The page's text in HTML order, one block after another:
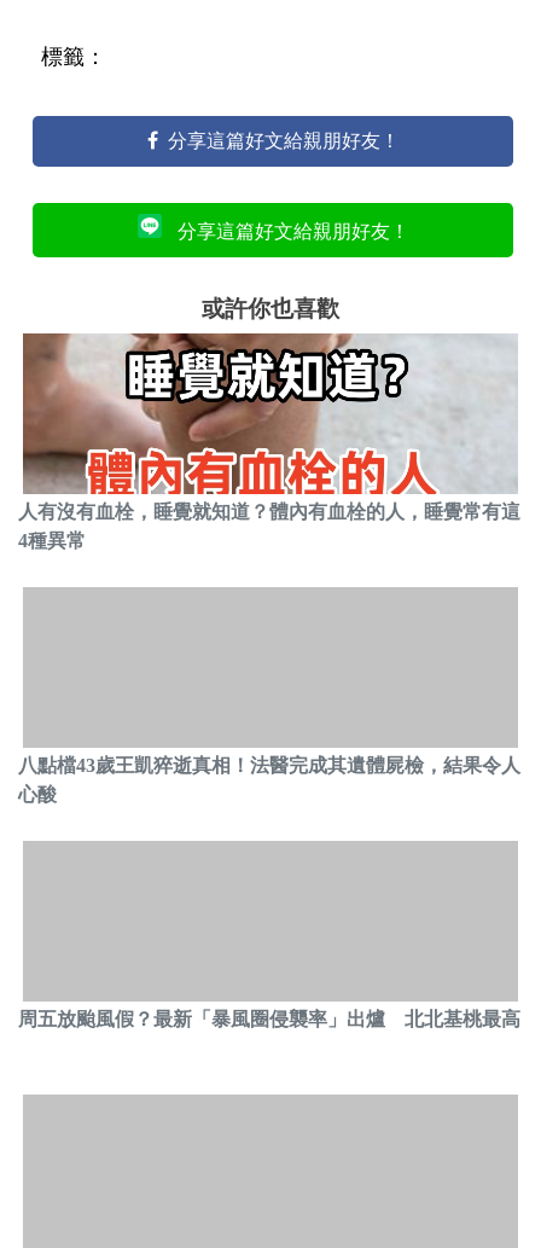
標籤：
分享這篇好文給親朋好友！
分享這篇好文給親朋好友！
或許你也喜歡
人有沒有血栓，睡覺就知道？體內有血栓的人，睡覺常有這
4種異常
八點檔43歲王凱猝逝真相！法醫完成其遺體屍檢，結果令人
心酸
周五放颱風假？最新「暴風圈侵襲率」出爐 北北基桃最高